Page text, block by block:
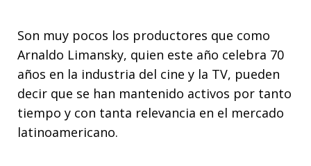
Son muy pocos los productores que como
Arnaldo Limansky, quien este año celebra 70
años en la industria del cine y la TV, pueden
decir que se han mantenido activos por tanto
tiempo y con tanta relevancia en el mercado
latinoamericano.